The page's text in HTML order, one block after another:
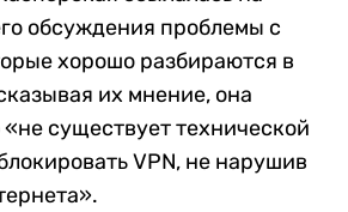
обсуждения проблемы с
хорошо разбираются в
их мнение, она
существует технической
VPN, не нарушив